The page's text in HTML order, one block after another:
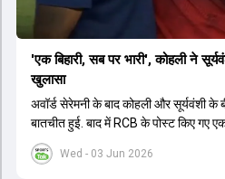
Wed - 03 Jun 2026
'एक बिहारी, सब पर भारी', कोहली ने
खुलासा
अवॉर्ड सेरेमनी के बाद कोहली और सूर्यवंशी के
बातचीत हुई. बाद में RCB के पोस्ट किए गए
का खुलासा हुआ.